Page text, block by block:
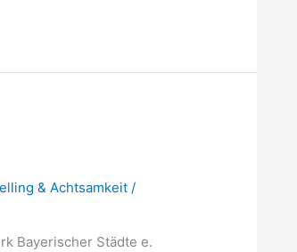
& Achtsamkeit /
Bayerischer Städte e.